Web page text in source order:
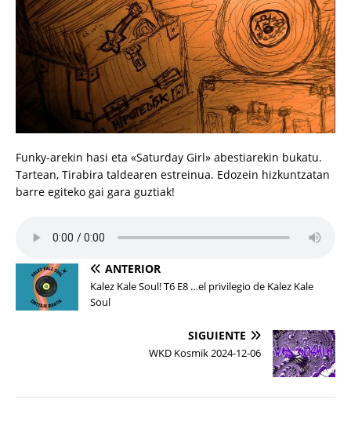
Funky-arekin hasi eta «Saturday Girl» abestiarekin bukatu.
Tartean, Tirabira taldearen estreinua. Edozein hizkuntzatan
barre egiteko gai gara guztiak!
ANTERIOR
Kalez Kale Soul! T6 E8 …el privilegio de Kalez Kale
Soul
SIGUIENTE
WKD Kosmik 2024-12-06